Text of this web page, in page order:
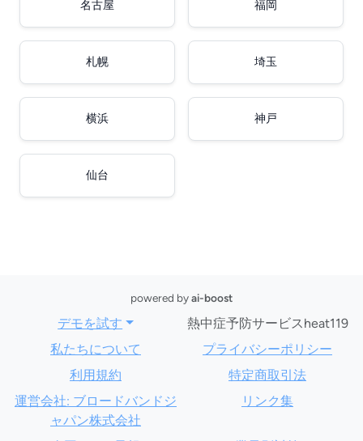
名古屋 福岡
札幌 埼玉
横浜 神戸
仙台
powered byai-boost
デモを試す
熱中症予防サービスheat119
私たちについて
プライバシーポリシー
利用規約
特定商取引法
運営会社: ブロードバンドジ
ャパン株式会社
リンク集